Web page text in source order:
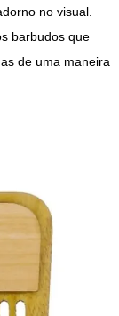
no visual.
barbudos que
de uma maneira